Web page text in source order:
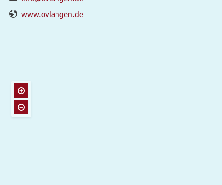
www.ovlangen.de